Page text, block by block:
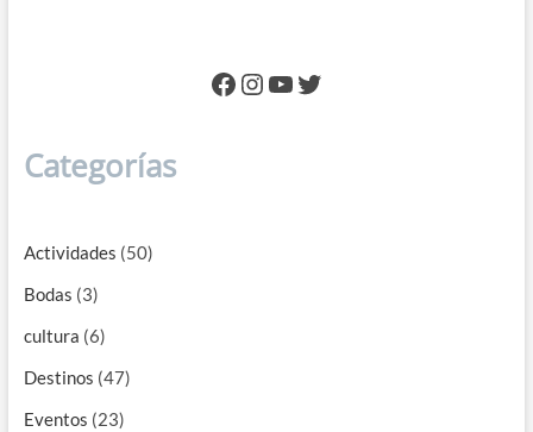
Facebook
Instagram
YouTube
Twitter
Categorías
Actividades (50)
Bodas (3)
cultura (6)
Destinos (47)
Eventos (23)